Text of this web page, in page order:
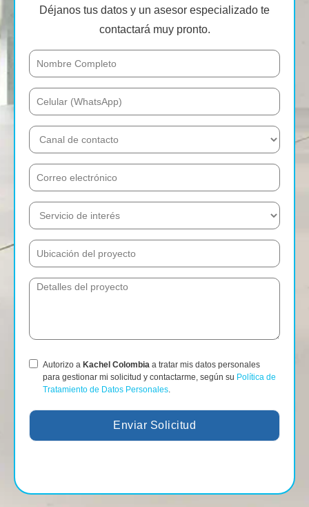
Déjanos tus datos y un asesor especializado te
contactará muy pronto.
Autorizo a Kachel Colombia a tratar mis datos personales
para gestionar mi solicitud y contactarme, según su Política de
Tratamiento de Datos Personales
Enviar Solicitud